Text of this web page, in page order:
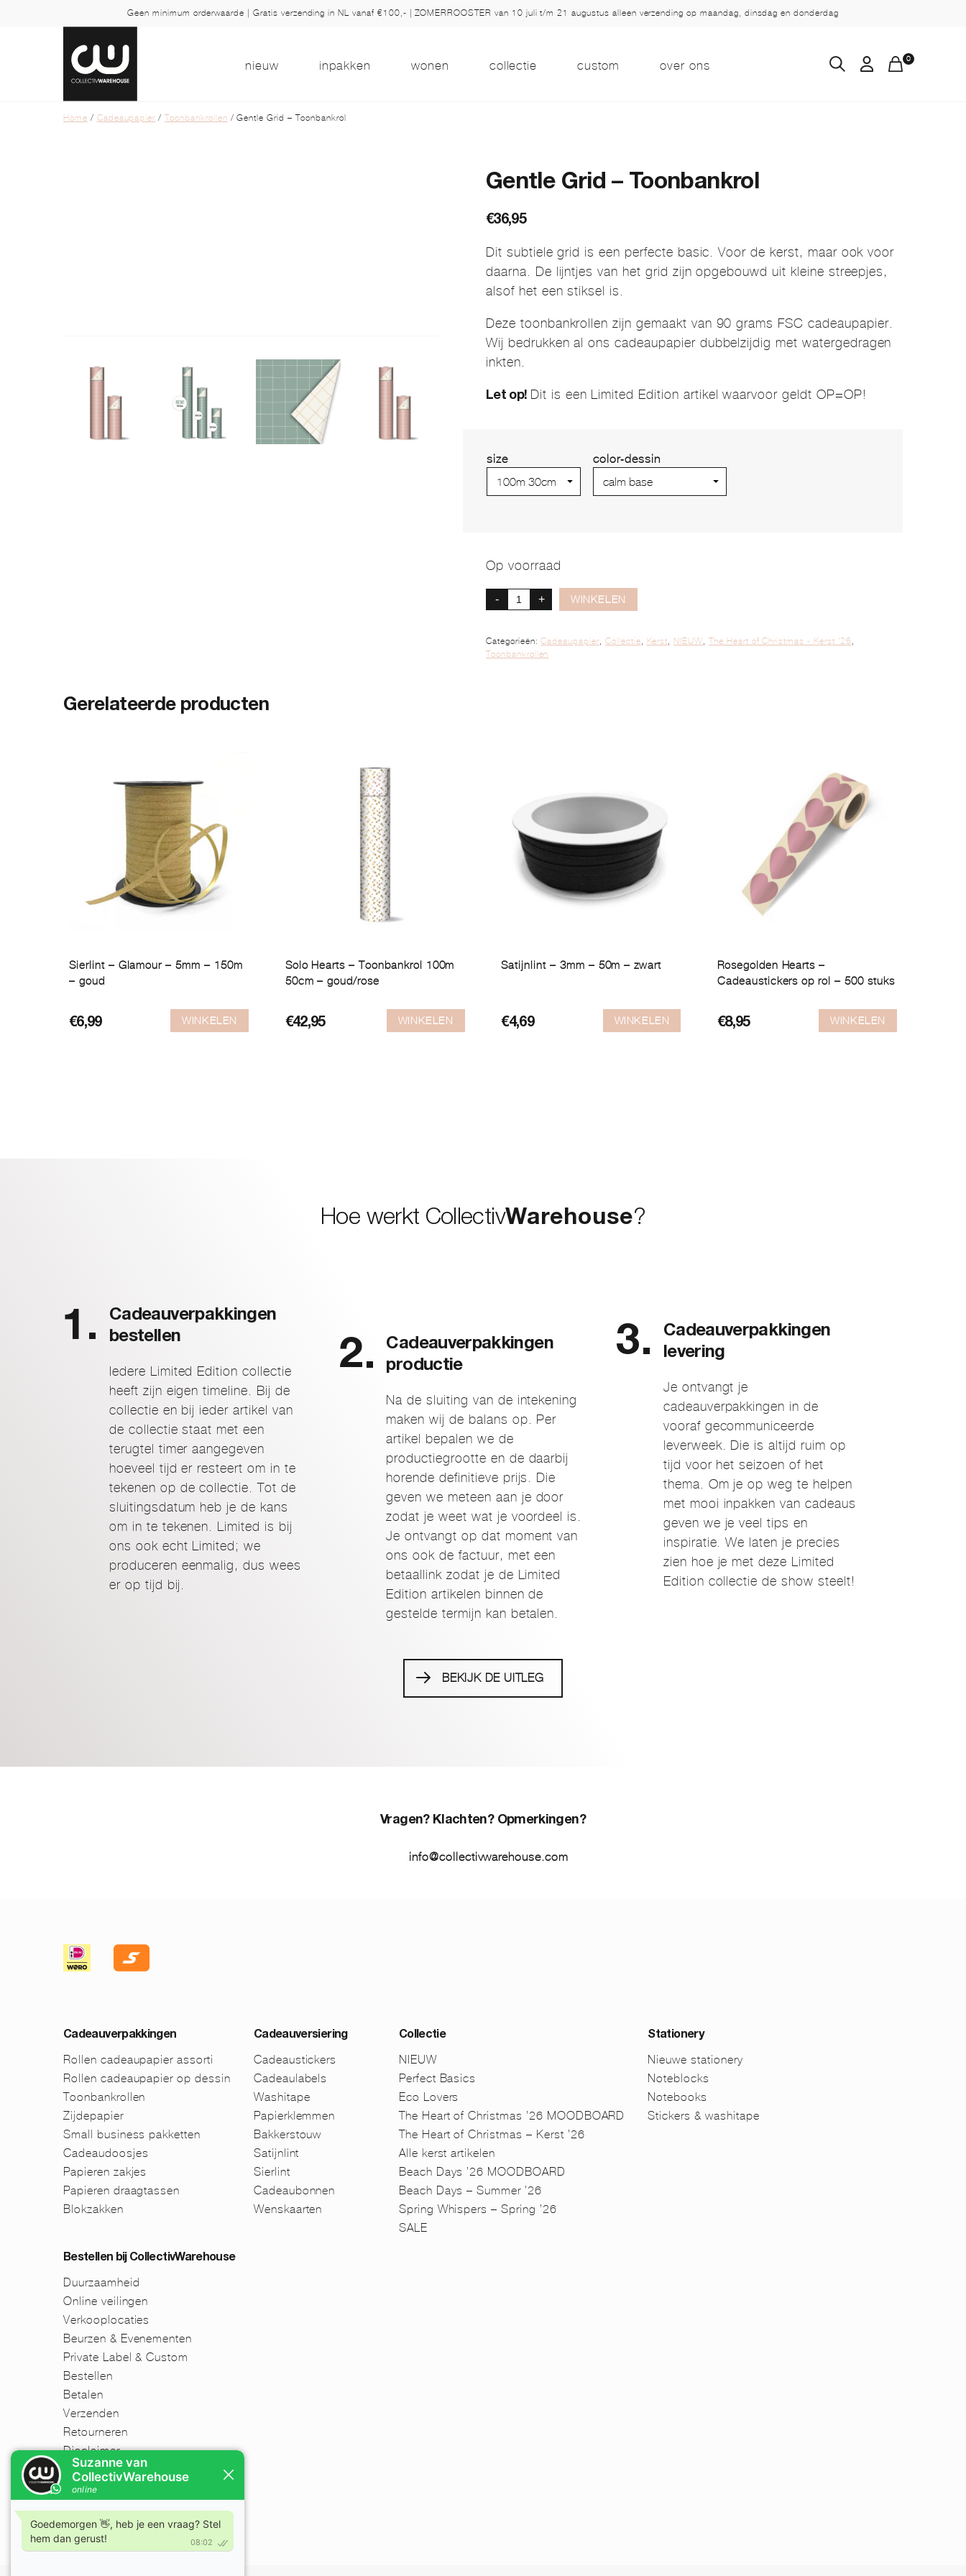
Geen minimum orderwaarde | Gratis verzending in NL vanaf €100,- | ZOMERROOSTER van 10 juli t/m 21 augustus alleen verzending op maandag, dinsdag en donderdag
nieuw inpakken wonen collectie custom over ons 0
Home / Cadeaupapier /Toonbankrollen / Gentle Grid – Toonbankrol
Gentle Grid – Toonbankrol
€36,95
Dit subtiele grid is een perfecte basic. Voor de kerst, maar ook voor
daarna. De lijntjes van het grid zijn opgebouwd uit kleine streepjes,
alsof het een stiksel is.
Deze toonbankrollen zijn gemaakt van 90 grams FSC cadeaupapier.
Wij bedrukken al ons cadeaupapier dubbelzijdig met watergedragen
inkten.
Let op! Dit is een Limited Edition artikel waarvoor geldt OP=OP!
size color-dessin
Op voorraad
- + WINKELEN
Categorieën:Cadeaupapier, Collectie, Kerst, NIEUW, The Heart of Christmas - Kerst '26 ,
Toonbankrollen
Gerelateerde producten
Sierlint – Glamour – 5mm – 150m
– goud
€6,99 WINKELEN
Solo Hearts – Toonbankrol 100m
50cm – goud/rose
€42,95 WINKELEN
Satijnlint – 3mm – 50m – zwart
€4,69 WINKELEN
Rosegolden Hearts –
Cadeaustickers op rol – 500 stuks
€8,95 WINKELEN
Hoe werkt CollectivWarehouse?
Cadeauverpakkingen
bestellen
Iedere Limited Edition collectie
heeft zijn eigen timeline. Bij de
collectie en bij ieder artikel van
de collectie staat met een
terugtel timer aangegeven
hoeveel tijd er resteert om in te
tekenen op de collectie. Tot de
sluitingsdatum heb je de kans
om in te tekenen. Limited is bij
ons ook echt Limited; we
produceren eenmalig, dus wees
er op tijd bij.
Cadeauverpakkingen
productie
Na de sluiting van de intekening
maken wij de balans op. Per
artikel bepalen we de
productiegrootte en de daarbij
horende definitieve prijs. Die
geven we meteen aan je door
zodat je weet wat je voordeel is.
Je ontvangt op dat moment van
ons ook de factuur, met een
betaallink zodat je de Limited
Edition artikelen binnen de
gestelde termijn kan betalen.
Cadeauverpakkingen
levering
Je ontvangt je
cadeauverpakkingen in de
vooraf gecommuniceerde
leverweek. Die is altijd ruim op
tijd voor het seizoen of het
thema. Om je op weg te helpen
met mooi inpakken van cadeaus
geven we je veel tips en
inspiratie. We laten je precies
zien hoe je met deze Limited
Edition collectie de show steelt!
BEKIJK DE UITLEG
Vragen? Klachten? Opmerkingen?
info@collectivwarehouse.com
Cadeauverpakkingen
Rollen cadeaupapier assorti
Rollen cadeaupapier op dessin
Toonbankrollen
Zijdepapier
Small business pakketten
Cadeaudoosjes
Papieren zakjes
Papieren draagtassen
Blokzakken
Cadeauversiering
Cadeaustickers
Cadeaulabels
Washitape
Papierklemmen
Bakkerstouw
Satijnlint
Sierlint
Cadeaubonnen
Wenskaarten
Collectie
NIEUW
Perfect Basics
Eco Lovers
The Heart of Christmas ’26 MOODBOARD
The Heart of Christmas – Kerst ’26
Alle kerst artikelen
Beach Days ’26 MOODBOARD
Beach Days – Summer ’26
Spring Whispers – Spring ’26
SALE
Stationery
Nieuwe stationery
Noteblocks
Notebooks
Stickers & washitape
Bestellen bij CollectivWarehouse
Duurzaamheid
Online veilingen
Verkooplocaties
Beurzen & Evenementen
Private Label & Custom
Bestellen
Betalen
Verzenden
Retourneren
Disclaimer
FAQ
Nieuwsbrief